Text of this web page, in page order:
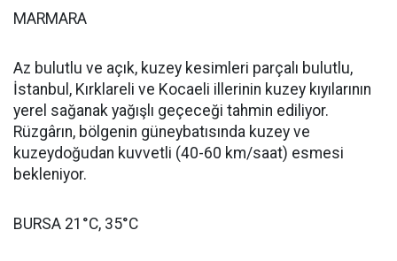
MARMARA
Az bulutlu ve açık, kuzey kesimleri parçalı bulutlu,
İstanbul, Kırklareli ve Kocaeli illerinin kuzey kıyılarının
yerel sağanak yağışlı geçeceği tahmin ediliyor.
Rüzgârın, bölgenin güneybatısında kuzey ve
kuzeydoğudan kuvvetli (40-60 km/saat) esmesi
bekleniyor.
BURSA 21°C, 35°C